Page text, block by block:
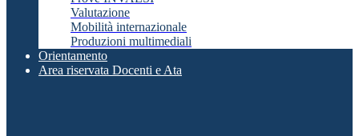
Valutazione
Mobilità internazionale
Produzioni multimediali
Orientamento
Area riservata Docenti e Ata